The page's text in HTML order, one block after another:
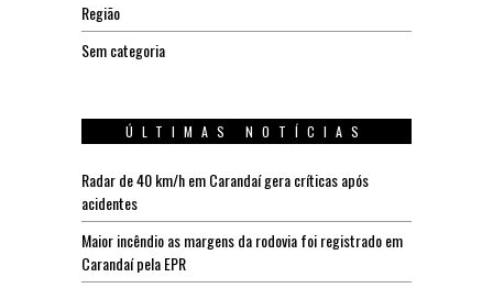
Região
Sem categoria
ÚLTIMAS NOTÍCIAS
Radar de 40 km/h em Carandaí gera críticas após
acidentes
Maior incêndio as margens da rodovia foi registrado em
Carandaí pela EPR